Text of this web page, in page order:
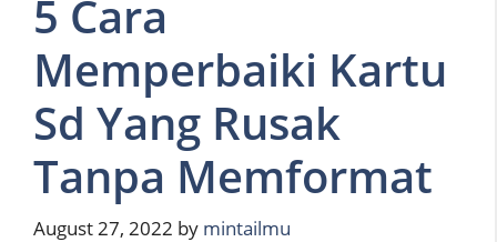
5 Cara
Memperbaiki Kartu
Sd Yang Rusak
Tanpa Memformat
August 27, 2022 by mintailmu